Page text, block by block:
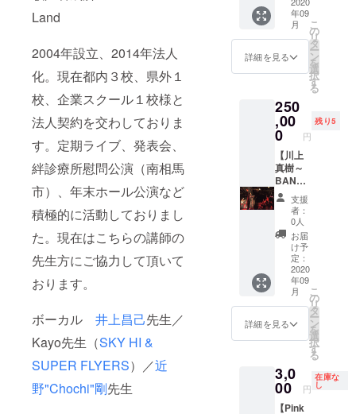
Land
2004年設立、2014年法人
化。現在都内３校、県外１
校、企業スクール１校様と
法人契約を交わしておりま
す。定期ライブ、発表会、
絆診療所慰問公演（南相馬
市）、年末ホール公演など
積極的に活動しておりまし
た。現在はこちらの講師の
先生方にご協力して頂いて
おります。
ボーカル 井上昌己先生／
Kayo先生（SKY HI &
SUPER FLYERS）／近
野"Chochi"剛先生
す。 参
考URL:
OneVoi
ceMusi
cLand
http://m
o.jp/ov
ml/
ご提
案！ ※
簡易PA
システ
ム持ち
（料金
プラン
内） ※
都内は
もちろ
ん全国
どこで
も可能
です ※
都内以
外は交
通費別
途ご負
担とな
ります
トなど
様々な
ニーズ
にお応
えする
ショナ
ルシン
ガー川
上真樹
ならで
はのピ
アノ、
アコー
ス
ティッ
クギ
ターと
のデュ
オライ
ブを
CAMPF
IREスペ
シャル
プライ
案！ ※
簡易PA
システ
ム持ち
年09
月
詳細を見る
こ
の
リ
タ
ー
ン
を
選
択
す
る
250
,00
0 円
残り5
【川上
真樹～
BAND
編成ラ
イブ主
催権】
①ジャ
ンルを
超え、
幅広い
世代に
支持さ
れ続け
る歌唱
力、
ンスと
一体と
なるパ
フォー
支援
者：
0人
お届
け予
定：
2020
年09
月
詳細を見る
こ
の
リ
タ
ー
ン
を
選
択
す
る
3,0
00 円
在庫な
し
【Pink